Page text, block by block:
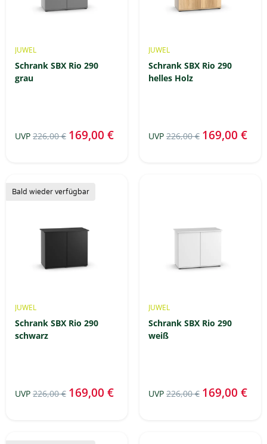
JUWEL
Schrank SBX Rio 290
grau
UVP 226,00 € 169,00 €
JUWEL
Schrank SBX Rio 290
helles Holz
UVP 226,00 € 169,00 €
Bald wieder verfügbar
JUWEL
Schrank SBX Rio 290
schwarz
UVP 226,00 € 169,00 €
JUWEL
Schrank SBX Rio 290
weiß
UVP 226,00 € 169,00 €